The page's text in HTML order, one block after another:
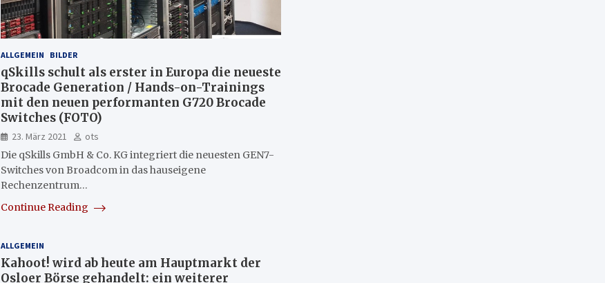
ALLGEMEIN BILDER
qSkills schult als erster in Europa die neueste
Brocade Generation / Hands-on-Trainings
mit den neuen performanten G720 Brocade
Switches (FOTO)
23. März 2021
ots
Die qSkills GmbH & Co. KG integriert die neuesten GEN7-
Switches von Broadcom in das hauseigene
Rechenzentrum…
Continue Reading
ALLGEMEIN
Kahoot! wird ab heute am Hauptmarkt der
Osloer Börse gehandelt: ein weiterer